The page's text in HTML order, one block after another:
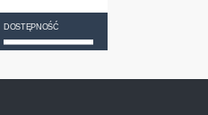
DOSTĘPNOŚĆ